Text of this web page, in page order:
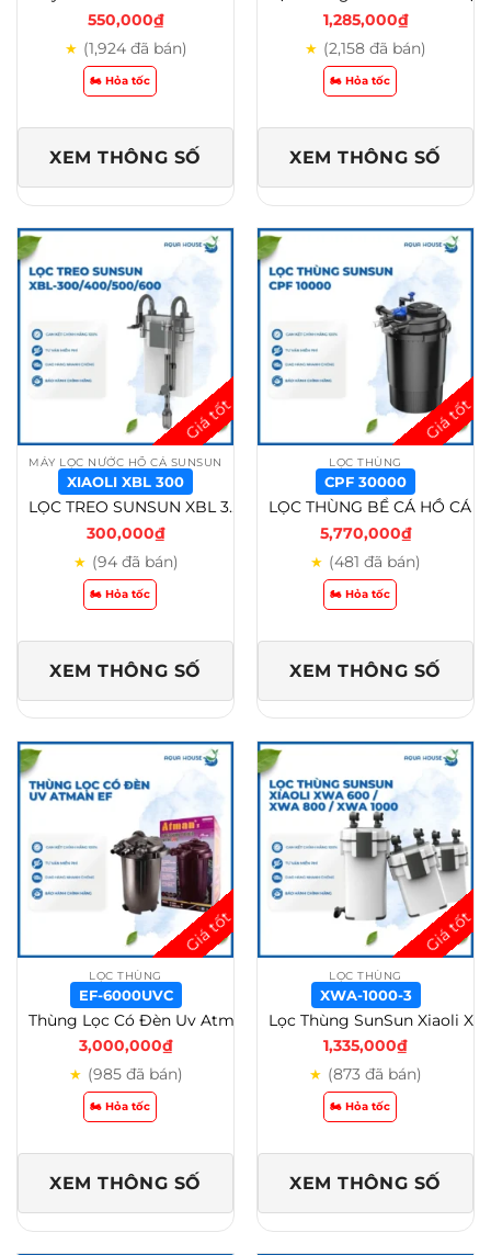
550,000₫
★ (1,924 đã bán)
🏍️ Hỏa tốc
XEM THÔNG SỐ
1,285,000₫
★ (2,158 đã bán)
🏍️ Hỏa tốc
XEM THÔNG SỐ
MÁY LỌC NƯỚC HỒ CÁ SUNSUN
XIAOLI XBL 300
LỌC TREO SUNSUN XBL 300/XBL 400/XBL 500/XBL 600 – Xiaoli XBL 300
300,000₫
★ (94 đã bán)
🏍️ Hỏa tốc
XEM THÔNG SỐ
LỌC THÙNG
CPF 30000
5,770,000₫
★ (481 đã bán)
🏍️ Hỏa tốc
XEM THÔNG SỐ
LỌC THÙNG
EF-6000UVC
3,000,000₫
★ (985 đã bán)
🏍️ Hỏa tốc
XEM THÔNG SỐ
LỌC THÙNG
XWA-1000-3
Lọc Thùng SunSun Xiaoli XWA 600 / XWA 800 / XWA 1000 Cao Cấp – Lọc Thùng Tích Hợp Lọc Váng Và Van Xả Đáy – XWA-1000-3
1,335,000₫
★ (873 đã bán)
🏍️ Hỏa tốc
XEM THÔNG SỐ